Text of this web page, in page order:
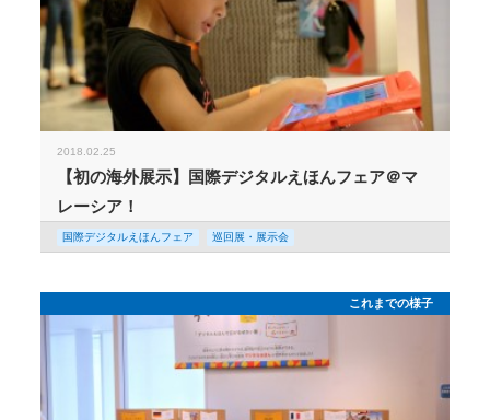
2018.02.25
【初の海外展示】国際デジタルえほんフェア＠マ
レーシア！
国際デジタルえほんフェア 巡回展・展示会
これまでの様子